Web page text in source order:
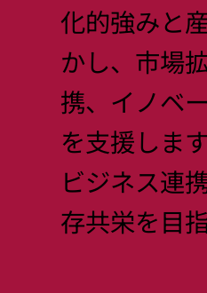
化的強みと
かし、市場
携、イノベ
を支援しま
ビジネス連
存共栄を目